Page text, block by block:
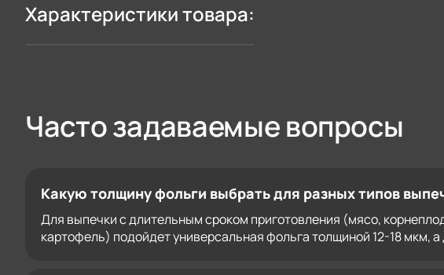
Характеристики товара:
Часто задаваемые вопросы
Какую толщину фольги выбрать для разных типов
Для выпечки с длительным сроком приготовления (мясо,
картофель) подойдет универсальная фольга толщиной 12-18 мкм,